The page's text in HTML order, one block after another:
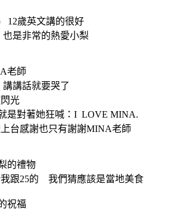
12歲英文講的很好
是非常的熱愛小梨
老師
講話就要哭了
光
是對著她狂喊：I LOVE MINA.
台感謝也只有謝謝MINA老師
的禮物
跟25的 我們猜應該是當地美食
祝福